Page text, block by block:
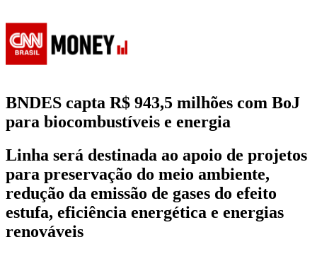
BNDES capta R$ 943,5 milhões com BoJ
para biocombustíveis e energia
Linha será destinada ao apoio de projetos
para preservação do meio ambiente,
redução da emissão de gases do efeito
estufa, eficiência energética e energias
renováveis